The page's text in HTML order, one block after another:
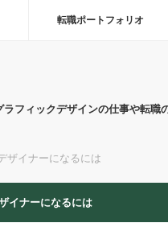
転職ポートフォリオ
ラフィックデザインの仕事や転職
ザイナーになるには
イナーになるには